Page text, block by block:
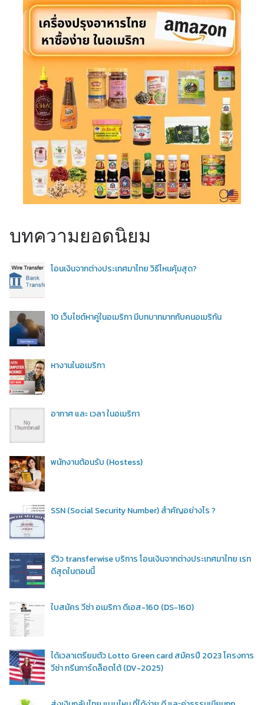
บทความยอดนิยม
โอนเงินจากต่างประเทศมาไทย วิธีไหนคุ้มสุด?
10 เว็บไซต์หาคู่ในอเมริกา มีบทบาทมากกับคนอเมริกัน
หางานในอเมริกา
อากาศ และ เวลา ในอเมริกา
พนักงานต้อนรับ (Hostess)
SSN (Social Security Number) สำคัญอย่างไร ?
รีวิว transferwise บริการ โอนเงินจากต่างประเทศมาไทย เรท
ดีสุดในตอนนี้
ใบสมัคร วีซ่า อเมริกา ดีเอส-160 (DS-160)
ได้เวลาเตรียมตัว Lotto Green card สมัครปี 2023 โครงการ
วีซ่า กรีนการ์ดล็อตโต้ (DV-2025)